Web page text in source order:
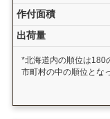
作付面積
出荷量
*北海道内の順位は180
市町村の中の順位とな